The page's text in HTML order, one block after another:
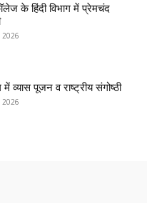
के हिंदी विभाग में प्रेमचंद
2026
में व्यास पूजन व राष्ट्रीय संगोष्ठी
2026